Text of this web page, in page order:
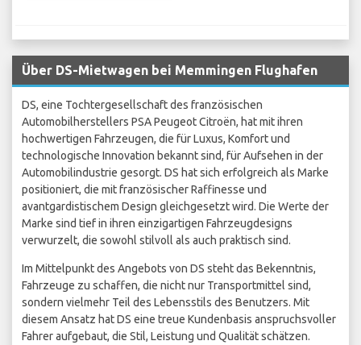
Über DS-Mietwagen bei Memmingen Flughafen
DS, eine Tochtergesellschaft des französischen
Automobilherstellers PSA Peugeot Citroën, hat mit ihren
hochwertigen Fahrzeugen, die für Luxus, Komfort und
technologische Innovation bekannt sind, für Aufsehen in der
Automobilindustrie gesorgt. DS hat sich erfolgreich als Marke
positioniert, die mit französischer Raffinesse und
avantgardistischem Design gleichgesetzt wird. Die Werte der
Marke sind tief in ihren einzigartigen Fahrzeugdesigns
verwurzelt, die sowohl stilvoll als auch praktisch sind.
Im Mittelpunkt des Angebots von DS steht das Bekenntnis,
Fahrzeuge zu schaffen, die nicht nur Transportmittel sind,
sondern vielmehr Teil des Lebensstils des Benutzers. Mit
diesem Ansatz hat DS eine treue Kundenbasis anspruchsvoller
Fahrer aufgebaut, die Stil, Leistung und Qualität schätzen.